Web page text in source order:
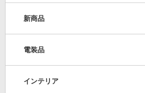
新商品
電装品
インテリア